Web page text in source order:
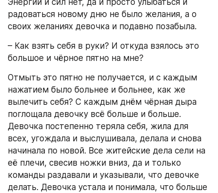
Энергии и сил нет, да и просто улыбаться и
радоваться новому дню не было желания, а о
своих желаниях девочка и подавно позабыла.
– Как взять себя в руки? И откуда взялось это
большое и чёрное пятно на мне?
Отмыть это пятно не получается, и с каждым
нажатием было больнее и больнее, как же
вылечить себя? С каждым днём чёрная дыра
поглощала девочку всё больше и больше.
Девочка постепенно теряла себя, жила для
всех, угождала и выслушивала, делала и снова
начинала по новой. Все житейские дела сели на
её плечи, свесив ножки вниз, да и только
команды раздавали и указывали, что девочке
делать. Девочка устала и понимала, что больше